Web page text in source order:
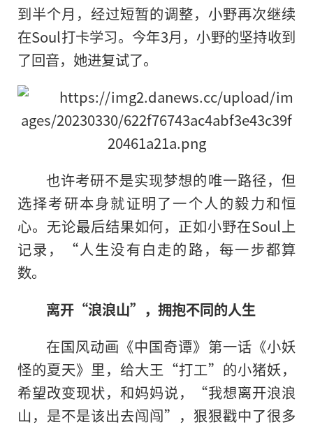
到半个月，经过短暂的调整，小野再次继续
在Soul打卡学习。今年3月，小野的坚持收到
了回音，她进复试了。
也许考研不是实现梦想的唯一路径，但
选择考研本身就证明了一个人的毅力和恒
心。无论最后结果如何，正如小野在Soul上
记录，“人生没有白走的路，每一步都算
数。
离开“浪浪山”，拥抱不同的人生
在国风动画《中国奇谭》第一话《小妖
怪的夏天》里，给大王“打工”的小猪妖，
希望改变现状，和妈妈说，“我想离开浪浪
山，是不是该出去闯闯”，狠狠戳中了很多